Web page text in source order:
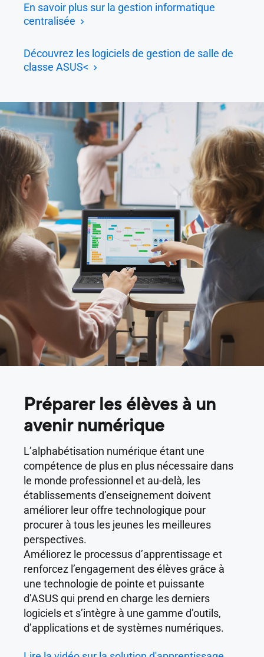
En savoir plus sur la gestion informatique
centralisée
Découvrez les logiciels de gestion de salle de
classe ASUS<
Préparer les élèves à un
avenir numérique
L’alphabétisation numérique étant une
compétence de plus en plus nécessaire dans
le monde professionnel et au-delà, les
établissements d’enseignement doivent
améliorer leur offre technologique pour
procurer à tous les jeunes les meilleures
perspectives.
Améliorez le processus d’apprentissage et
renforcez l’engagement des élèves grâce à
une technologie de pointe et puissante
d’ASUS qui prend en charge les derniers
logiciels et s’intègre à une gamme d’outils,
d’applications et de systèmes numériques.